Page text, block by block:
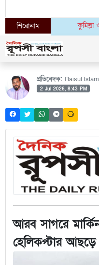
শিরোনাম কুমিল্লা
প্রতিবেদক: Raisul
2 Jul 2026, 8:43 PM
আরব সাগরে
হেলিকপ্টার